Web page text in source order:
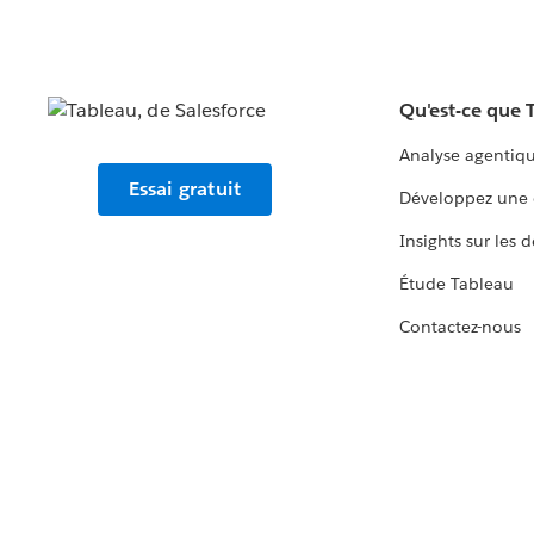
Essai gratuit
Qu'est-ce que
Analyse
Développez
Insights sur les
Étude Tableau
Contactez-nous